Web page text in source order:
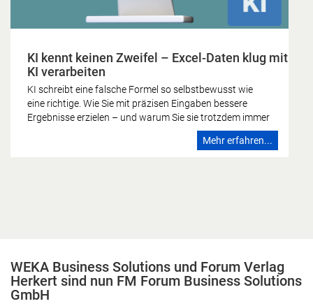
KI kennt keinen Zweifel – Excel-Daten klug mit
KI verarbeiten
KI schreibt eine falsche Formel so selbstbewusst wie
eine richtige. Wie Sie mit präzisen Eingaben bessere
Ergebnisse erzielen – und warum Sie sie trotzdem immer
gegenprüfen sollten. Die KI kennt keinen Zweifel Wer
schon einmal eine Formel falsch gebaut hat, kennt das
Modell nicht hat, muss der Mensch beisteuern – und
zwar an zwei Stellen: einmal zu Beginn, durch präzise
Eingaben, und anschließend beim Ergebnis, durch
Mehr erfahren...
WEKA Business Solutions und Forum Verlag
Herkert sind nun FM Forum Business Solutions
GmbH